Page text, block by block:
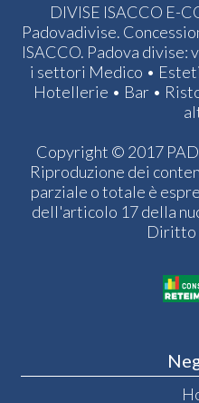
DIVISE ISACCO E-
Padovadivise.
ISACCO. Padova
i settori Medico •
Hotellerie • Bar •
Copyright © 2017
Riproduzione dei
parziale o totale è
dell'articolo 17 della
Diritto